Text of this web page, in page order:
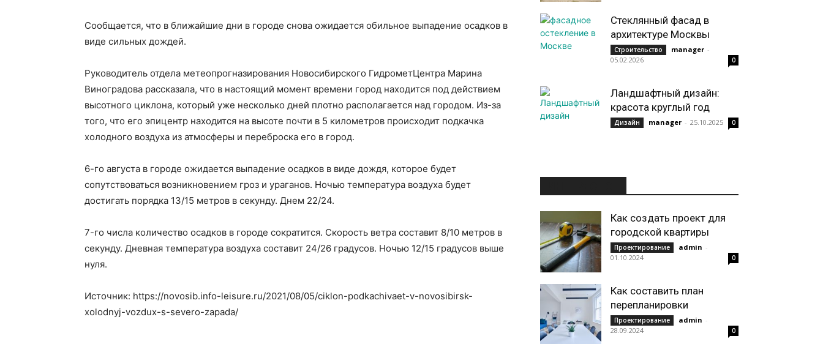
Сообщается, что в ближайшие дни в городе снова ожидается обильное выпадение осадков в
виде сильных дождей.
Руководитель отдела метеопрогназирования Новосибирского ГидрометЦентра Марина
Виноградова рассказала, что в настоящий момент времени город находится под действием
высотного циклона, который уже несколько дней плотно располагается над городом. Из-за
того, что его эпицентр находится на высоте почти в 5 километров происходит подкачка
холодного воздуха из атмосферы и переброска его в город.
6-го августа в городе ожидается выпадение осадков в виде дождя, которое будет
сопутствоваться возникновением гроз и ураганов. Ночью температура воздуха будет
достигать порядка 13/15 метров в секунду. Днем 22/24.
7-го числа количество осадков в городе сократится. Скорость ветра составит 8/10 метров в
секунду. Дневная температура воздуха составит 24/26 градусов. Ночью 12/15 градусов выше
нуля.
Источник: https://novosib.info-leisure.ru/2021/08/05/ciklon-podkachivaet-v-novosibirsk-
xolodnyj-vozdux-s-severo-zapada/
Стеклянный фасад в
архитектуре Москвы
Строительство manager -
05.02.2026
0
Ландшафтный дизайн:
красота круглый год
Дизайн manager - 25.10.2025 0
Как создать проект для
городской квартиры
Проектирование admin -
01.10.2024
0
Как составить план
перепланировки
Проектирование admin -
28.09.2024
0